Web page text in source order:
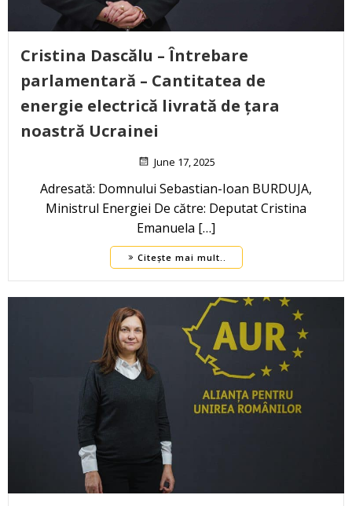
Cristina Dascălu – Întrebare
parlamentară – Cantitatea de
energie electrică livrată de țara
noastră Ucrainei
June 17, 2025
Adresată: Domnului Sebastian-Ioan BURDUJA,
Ministrul Energiei De către: Deputat Cristina
Emanuela […]
Citește mai mult..